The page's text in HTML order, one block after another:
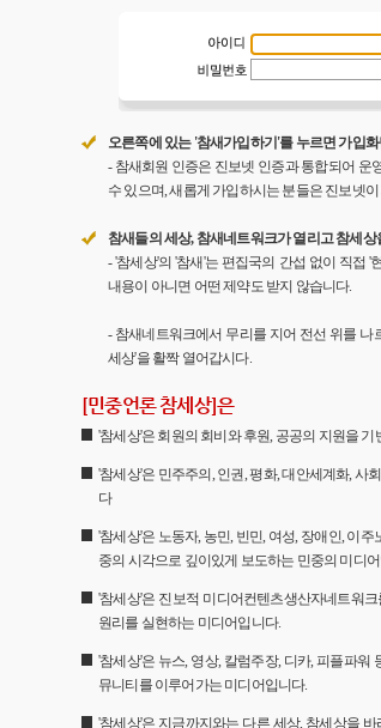
오른쪽에 있는 '참새가입하기'를 누르면 가입
- 참새회원 인증은 진보넷 인증과 통합되어 운
수 있으며, 새롭게 가입하시는 분들은 진보넷
참새들의 세상, 참새네트워크가 열리고 참세
- '참세상'의 '참새'는 편집국의 간섭 없이 직접
내용이 아니면 어떤 제약도 받지 않습니다.
- 참새네트워크에서 무리를 지어 전선 위를
세상'을 활짝 열어갑시다.
[민중언론 참세상]은
'참세상'은 회원의 회비와 후원, 공공의 지원을
'참세상'은 민주주의, 인권, 평화, 대안세계화, 사
다
'참세상'은 노동자, 농민, 빈민, 여성, 장애인, 이
중의 시각으로 깊이있게 보도하는 민중의 미디
'참세상'은 진보적 미디어컨텐츠생산자네트워
원리를 실현하는 미디어입니다.
'참세상'은 뉴스, 영상, 칼럼주장, 디카, 피플파
뮤니티를 이루어가는 미디어입니다.
'참세상'은 지금까지와는 다른 세상, 참세상을